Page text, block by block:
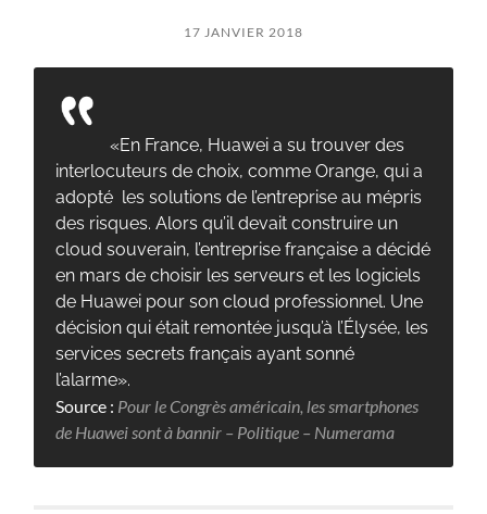
17 JANVIER 2018
«En France, Huawei a su trouver des
interlocuteurs de choix, comme Orange, qui a
adopté les solutions de l’entreprise au mépris
des risques. Alors qu’il devait construire un
cloud souverain, l’entreprise française a décidé
en mars de choisir les serveurs et les logiciels
de Huawei pour son cloud professionnel. Une
décision qui était remontée jusqu’à l’Élysée, les
services secrets français ayant sonné
l’alarme».
Source : Pour le Congrès américain, les smartphones
de Huawei sont à bannir – Politique – Numerama